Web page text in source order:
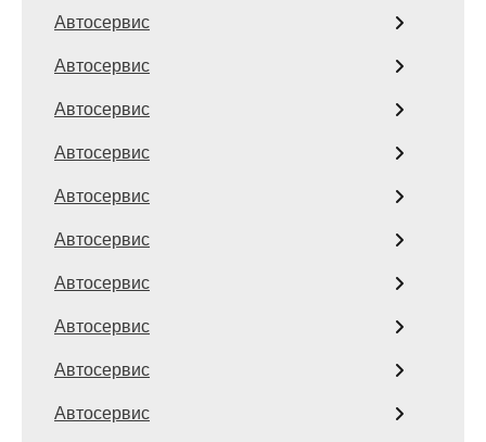
Автосервис
Автосервис
Автосервис
Автосервис
Автосервис
Автосервис
Автосервис
Автосервис
Автосервис
Автосервис